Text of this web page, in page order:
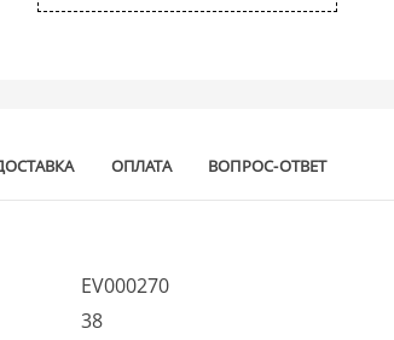
ОПЛАТА ВОПРОС-ОТВЕТ
EV000270
38